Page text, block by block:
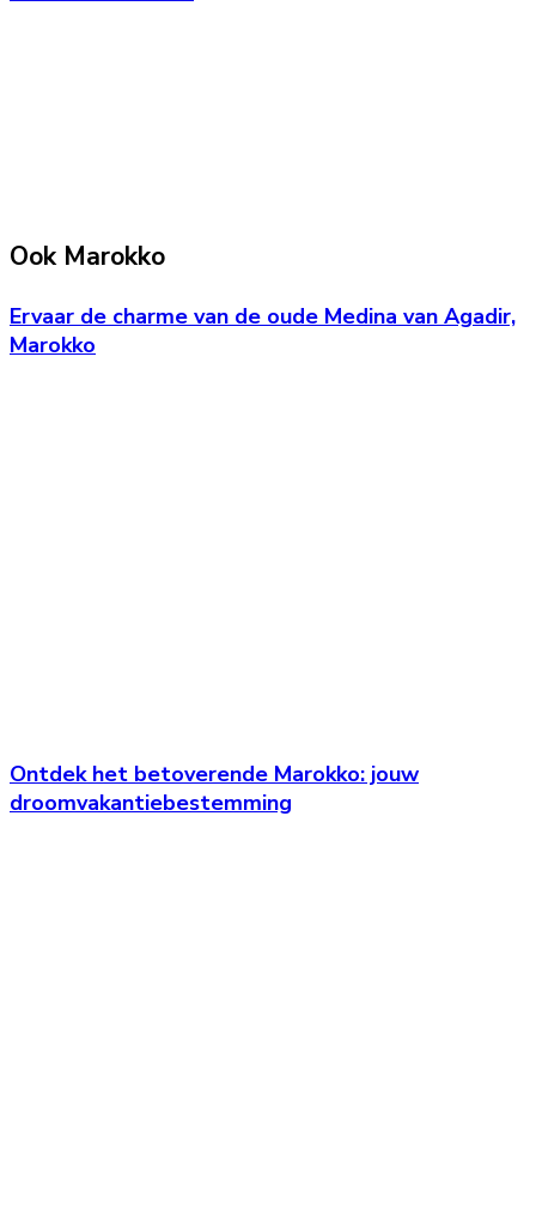
Ook Marokko
Ervaar de charme van de oude Medina van Agadir,
Marokko
Ontdek het betoverende Marokko: jouw
droomvakantiebestemming